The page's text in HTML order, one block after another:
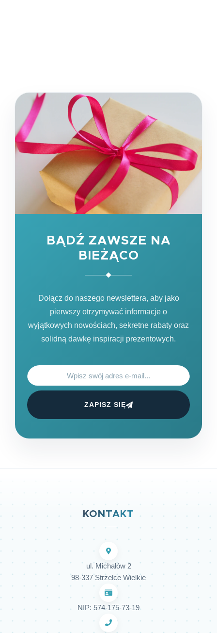
BĄDŹ ZAWSZE NA
BIEŻĄCO
Dołącz do naszego newslettera, aby jako
pierwszy otrzymywać informacje o
wyjątkowych nowościach, sekretne rabaty oraz
solidną dawkę inspiracji prezentowych.
ZAPISZ SIĘ
KONTAKT
ul. Michałów 2
98-337 Strzelce Wielkie
NIP: 574-175-73-19